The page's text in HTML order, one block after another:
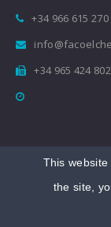
+34 966 615 270
+34 965 424 802
This
the site,